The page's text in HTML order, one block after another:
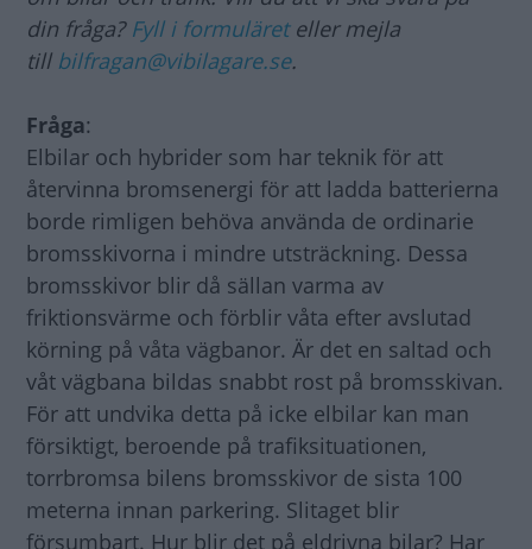
din fråga? Fyll i formuläreteller mejla
till bilfragan@vibilagare.se.
Fråga:
Elbilar och hybrider som har teknik för att
återvinna bromsenergi för att ladda batterierna
borde rimligen behöva använda de ordinarie
bromsskivorna i mindre utsträckning. Dessa
bromsskivor blir då sällan varma av
friktionsvärme och förblir våta efter avslutad
körning på våta vägbanor. Är det en saltad och
våt vägbana bildas snabbt rost på bromsskivan.
För att undvika detta på icke elbilar kan man
försiktigt, beroende på trafiksituationen,
torrbromsa bilens bromsskivor de sista 100
meterna innan parkering. Slitaget blir
försumbart. Hur blir det på eldrivna bilar? Har